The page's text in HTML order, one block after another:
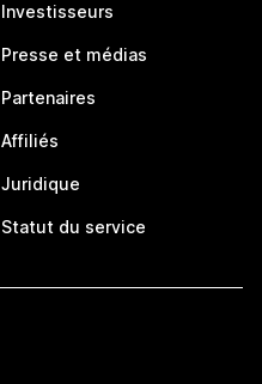
Investisseurs
Presse et médias
Partenaires
Affiliés
Juridique
Statut du service